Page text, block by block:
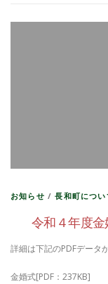
お知らせ /長和町につい
令和４年度
詳細は下記のPDFデータ
金婚式[PDF：237KB]